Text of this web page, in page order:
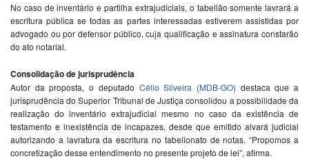
No caso de inventário e partilha extrajudiciais, o tabelião somente lavrará a
escritura pública se todas as partes interessadas estiverem assistidas por
advogado ou por defensor público, cuja qualificação e assinatura constarão
do ato notarial.
Consolidação de jurisprudência
Autor da proposta, o deputado Célio Silveira (MDB-GO) destaca que a
jurisprudência do Superior Tribunal de Justiça consolidou a possibilidade da
realização do inventário extrajudicial mesmo no caso da existência de
testamento e inexistência de incapazes, desde que emitido alvará judicial
autorizando a lavratura da escritura no tabelionato de notas. “Propomos a
concretização desse entendimento no presente projeto de lei”, afirma.